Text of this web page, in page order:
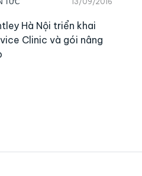
Hà Nội triển khai
Clinic và gói nâng